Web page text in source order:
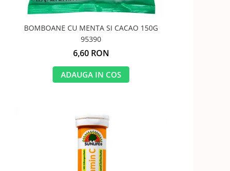
BOMBOANE CU MENTA SI CACAO 150G
95390
6,60 RON
ADAUGA IN COS